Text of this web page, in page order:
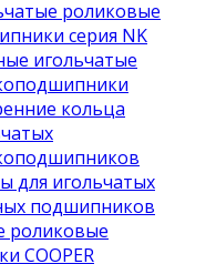
роликовые
серия NK
игольчатые
кольца
для игольчатых
подшипников
роликовые
COOPER